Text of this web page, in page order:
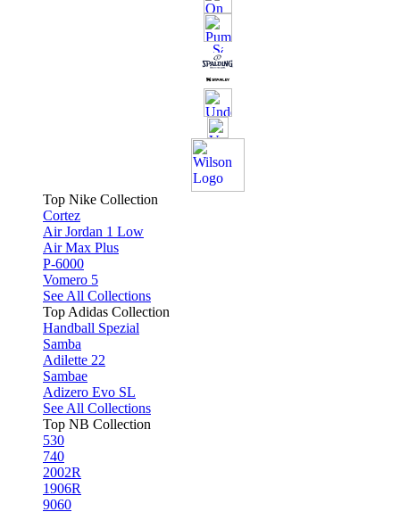
Top Nike Collection
Cortez
Air Jordan 1 Low
Air Max Plus
P-6000
Vomero 5
See All Collections
Top Adidas Collection
Handball Spezial
Samba
Adilette 22
Sambae
Adizero Evo SL
See All Collections
Top NB Collection
530
740
2002R
1906R
9060